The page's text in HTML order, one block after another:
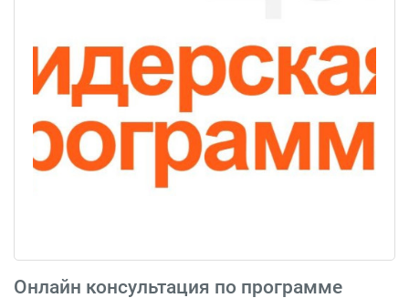
Онлайн консультация по программе